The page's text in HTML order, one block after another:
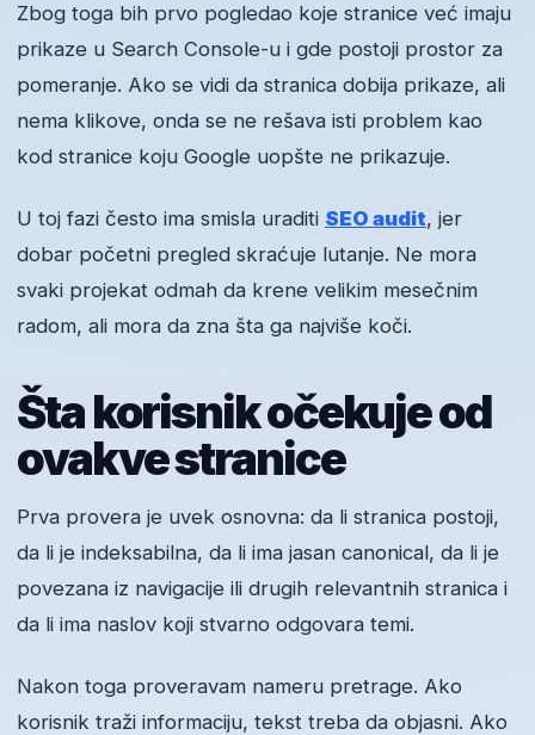
Zbog toga bih prvo pogledao koje stranice već imaju
prikaze u Search Console-u i gde postoji prostor za
pomeranje. Ako se vidi da stranica dobija prikaze, ali
nema klikove, onda se ne rešava isti problem kao
kod stranice koju Google uopšte ne prikazuje.
U toj fazi često ima smisla uraditi SEO audit, jer
dobar početni pregled skraćuje lutanje. Ne mora
svaki projekat odmah da krene velikim mesečnim
radom, ali mora da zna šta ga najviše koči.
Šta korisnik očekuje od
ovakve stranice
Prva provera je uvek osnovna: da li stranica postoji,
da li je indeksabilna, da li ima jasan canonical, da li je
povezana iz navigacije ili drugih relevantnih stranica i
da li ima naslov koji stvarno odgovara temi.
Nakon toga proveravam nameru pretrage. Ako
korisnik traži informaciju, tekst treba da objasni. Ako